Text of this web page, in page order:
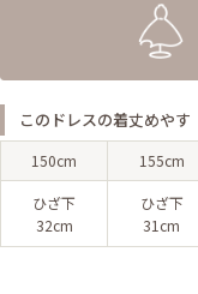
このドレスの着丈めやす
150cm 155cm
ひざ下
32cm
ひざ下
31cm